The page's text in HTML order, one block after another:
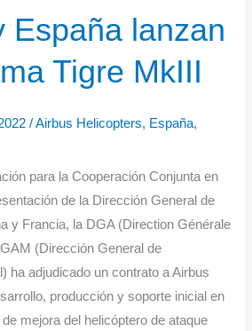
España lanzan
Tigre MkIII
/Airbus Helicopters, España,
para la Cooperación Conjunta en
de la Dirección General de
y Francia, la DGA (Direction Générale
(Dirección General de
ha adjudicado un contrato a Airbus
producción y soporte inicial en
mejora del helicóptero de ataque